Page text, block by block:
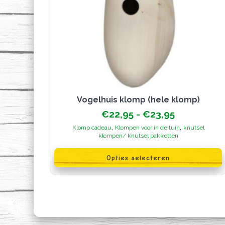
Vogelhuis klomp (hele klomp)
€22,95 - €23,95
€22,95
tot
Klomp cadeau, Klompen voor in de tuin, knutsel
klompen/ knutsel pakketten
Opties selecteren
product
heeft
meerdere
variaties.
worden